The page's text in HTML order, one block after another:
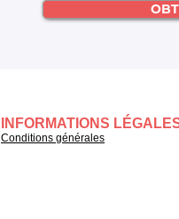
INFORMATIONS
Conditions générales